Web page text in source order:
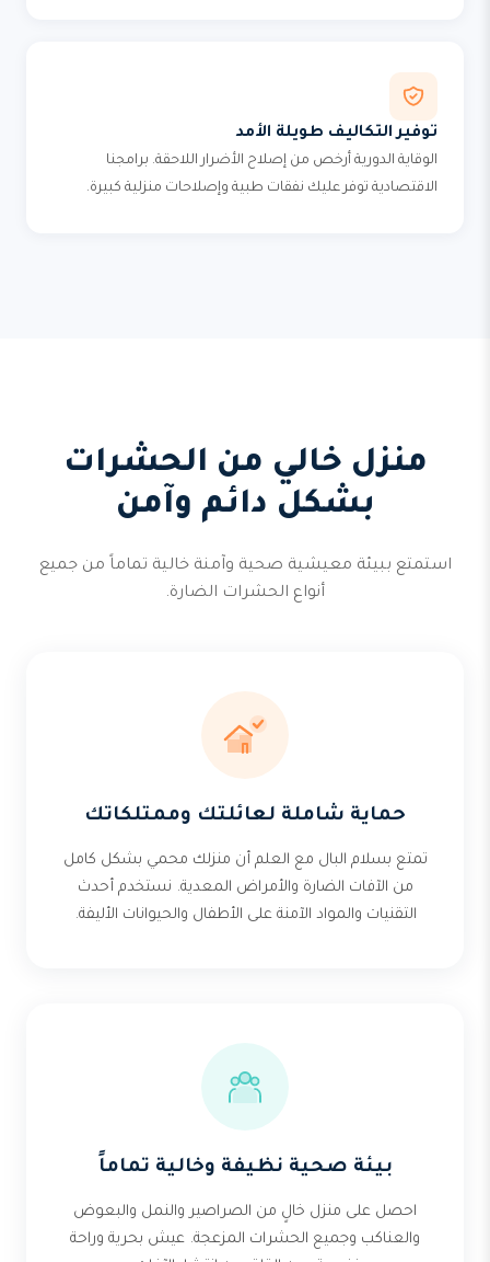
توفير التكاليف طويلة الأمد
الوقاية الدورية أرخص من إصلاح الأضرار اللاحقة. برامجنا
الاقتصادية توفر عليك نفقات طبية وإصلاحات منزلية كبيرة.
منزل خالي من الحشرات
بشكل دائم وآمن
استمتع ببيئة معيشية صحية وآمنة خالية تماماً من جميع
أنواع الحشرات الضارة.
حماية شاملة لعائلتك وممتلكاتك
تمتع بسلام البال مع العلم أن منزلك محمي بشكل كامل
من الآفات الضارة والأمراض المعدية. نستخدم أحدث
التقنيات والمواد الآمنة على الأطفال والحيوانات الأليفة.
بيئة صحية نظيفة وخالية تماماً
احصل على منزل خالٍ من الصراصير والنمل والبعوض
والعناكب وجميع الحشرات المزعجة. عيش بحرية وراحة